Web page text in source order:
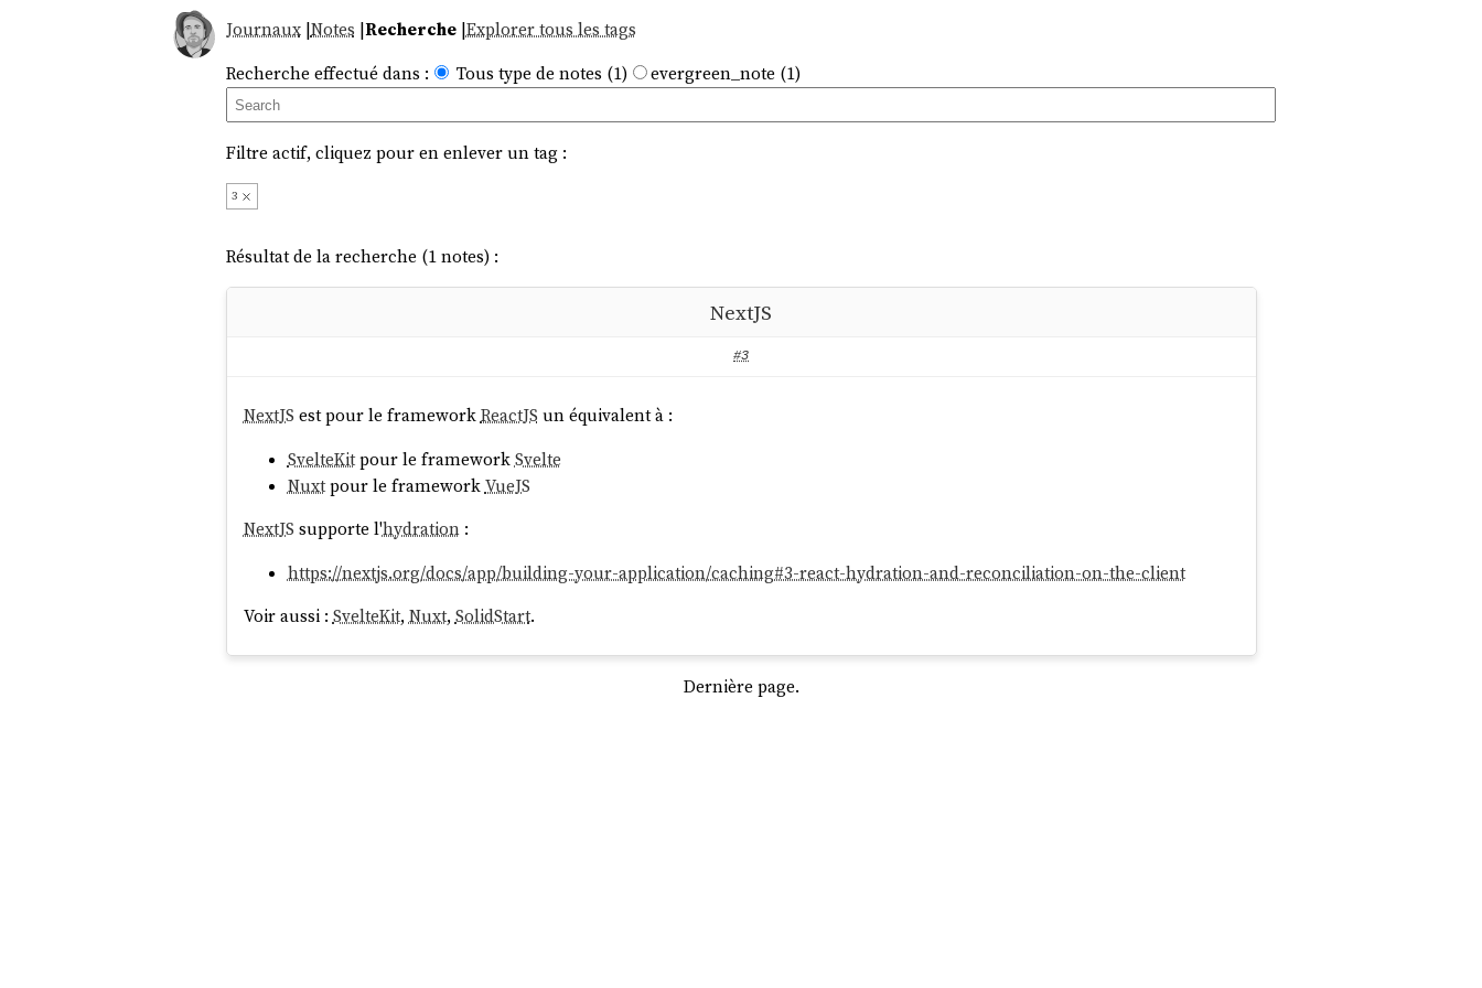
Journaux|Notes |Recherche|Explorer tous les tags
Recherche effectué dans :
Tous type de notes (1) evergreen_note (1)
Filtre actif, cliquez pour en enlever un tag :
3
Résultat de la recherche (1 notes) :
NextJS
#3
NextJS est pour le frameworkReactJS un équivalent à :
SvelteKitpour le frameworkSvelte
Nuxtpour le frameworkVueJS
NextJS supporte l'hydration:
https://nextjs.org/docs/app/building-your-application/caching#3-react-hydration-and-reconciliation-on-the-client
Voir aussi : SvelteKit, Nuxt, SolidStart.
Dernière page.